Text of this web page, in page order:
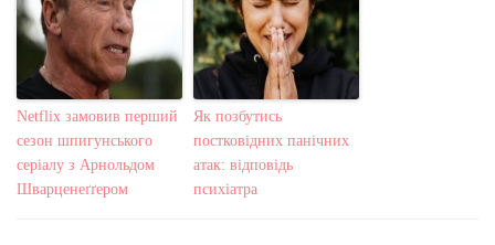
Netflix замовив перший
сезон шпигунського
серіалу з Арнольдом
Шварценеґґером
Як позбутись
постковідних панічних
атак: відповідь
психіатра